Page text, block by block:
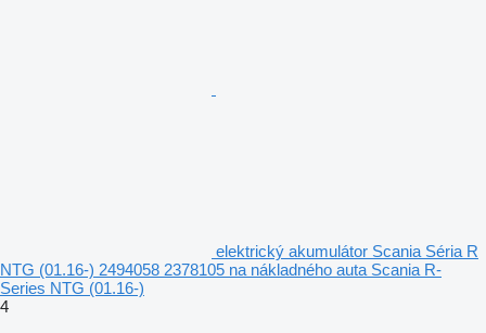
elektrický akumulátor Scania Séria R
NTG (01.16-) 2494058 2378105 na nákladného auta Scania R-
Series NTG (01.16-)
4